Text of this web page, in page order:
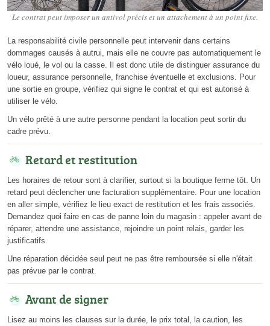
Le contrat peut imposer un antivol précis et un attachement à un point fixe.
La responsabilité civile personnelle peut intervenir dans certains
dommages causés à autrui, mais elle ne couvre pas automatiquement le
vélo loué, le vol ou la casse. Il est donc utile de distinguer assurance du
loueur, assurance personnelle, franchise éventuelle et exclusions. Pour
une sortie en groupe, vérifiez qui signe le contrat et qui est autorisé à
utiliser le vélo.
Un vélo prêté à une autre personne pendant la location peut sortir du
cadre prévu.
Retard et restitution
Les horaires de retour sont à clarifier, surtout si la boutique ferme tôt. Un
retard peut déclencher une facturation supplémentaire. Pour une location
en aller simple, vérifiez le lieu exact de restitution et les frais associés.
Demandez quoi faire en cas de panne loin du magasin : appeler avant de
réparer, attendre une assistance, rejoindre un point relais, garder les
justificatifs.
Une réparation décidée seul peut ne pas être remboursée si elle n'était
pas prévue par le contrat.
Avant de signer
Lisez au moins les clauses sur la durée, le prix total, la caution, les